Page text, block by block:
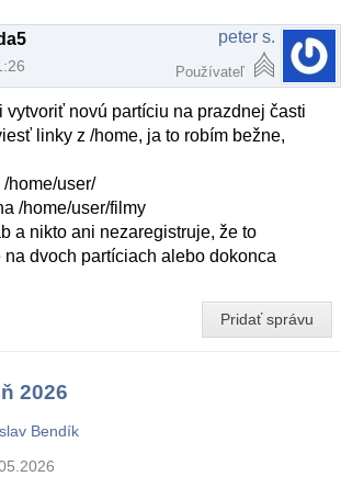
peter s.
Používateľ
vytvoriť novú partíciu na prazdnej časti
linky z /home, ja to robím bežne,
home/user/
/home/user/filmy
a nikto ani nezaregistruje, že to
na dvoch partíciach alebo dokonca
Pridať správu
2026
Bendík